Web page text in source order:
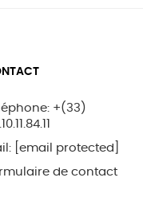
+(33)
[email protected]
de contact